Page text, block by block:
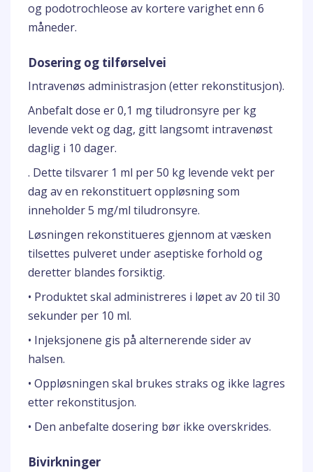
og podotrochleose av kortere varighet enn 6
måneder.
Dosering og tilførselvei
Intravenøs administrasjon (etter rekonstitusjon).
Anbefalt dose er 0,1 mg tiludronsyre per kg
levende vekt og dag, gitt langsomt intravenøst
daglig i 10 dager.
. Dette tilsvarer 1 ml per 50 kg levende vekt per
dag av en rekonstituert oppløsning som
inneholder 5 mg/ml tiludronsyre.
Løsningen rekonstitueres gjennom at væsken
tilsettes pulveret under aseptiske forhold og
deretter blandes forsiktig.
• Produktet skal administreres i løpet av 20 til 30
sekunder per 10 ml.
• Injeksjonene gis på alternerende sider av
halsen.
• Oppløsningen skal brukes straks og ikke lagres
etter rekonstitusjon.
• Den anbefalte dosering bør ikke overskrides.
Bivirkninger